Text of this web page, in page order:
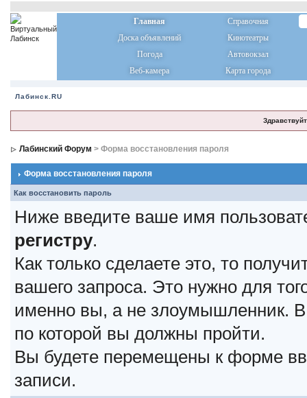
Главная
Справочная
Доска объявлений
Кинотеатры
Погода
Автовокзал
Веб-камера
Карта города
Лабинск.RU
Лабинский Форум > Форма восстановления пароля
Форма восстановления пароля
Как восстановить пароль
Ниже введите ваше имя
регистру.
Как только сделаете это, то
вашего запроса. Это нужно для
именно вы, а не злоумышленник. В
по которой вы должны пройти.
Вы будете перемещены к форме
записи.